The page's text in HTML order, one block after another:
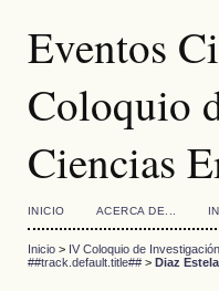
Eventos
Coloquio
Ciencias
INICIO ACERCA DE...
Inicio> IV Coloquio de
##track.default.title##> Diaz Estela